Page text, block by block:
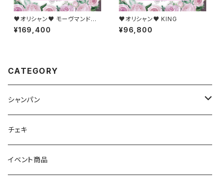
♥オリシャン♥ モーヴマンドロ
ゼ
¥169,400
♥オリシャン♥ KING
¥96,800
CATEGORY
シャンパン
ノンアルコール
アルコール
チェキ
イベント商品